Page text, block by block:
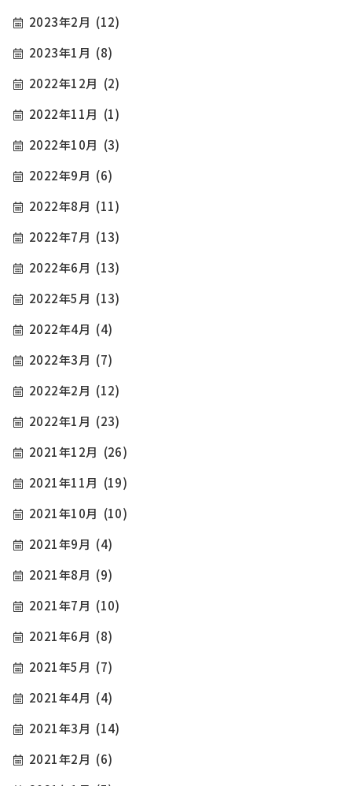
2023年2月 (12)
2023年1月 (8)
2022年12月 (2)
2022年11月 (1)
2022年10月 (3)
2022年9月 (6)
2022年8月 (11)
2022年7月 (13)
2022年6月 (13)
2022年5月 (13)
2022年4月 (4)
2022年3月 (7)
2022年2月 (12)
2022年1月 (23)
2021年12月 (26)
2021年11月 (19)
2021年10月 (10)
2021年9月 (4)
2021年8月 (9)
2021年7月 (10)
2021年6月 (8)
2021年5月 (7)
2021年4月 (4)
2021年3月 (14)
2021年2月 (6)